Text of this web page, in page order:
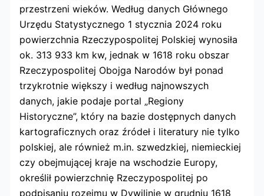
przestrzeni wieków. Według danych Głównego
Urzędu Statystycznego 1 stycznia 2024 roku
powierzchnia Rzeczypospolitej Polskiej wynosiła
ok. 313 933 km kw, jednak w 1618 roku obszar
Rzeczypospolitej Obojga Narodów był ponad
trzykrotnie większy i według najnowszych
danych, jakie podaje portal „Regiony
Historyczne”, który na bazie dostępnych danych
kartograficznych oraz źródeł i literatury nie tylko
polskiej, ale również m.in. szwedzkiej, niemieckiej
czy obejmującej kraje na wschodzie Europy,
określił powierzchnię Rzeczypospolitej po
podpisaniu rozejmu w Dywilinie w grudniu 1618